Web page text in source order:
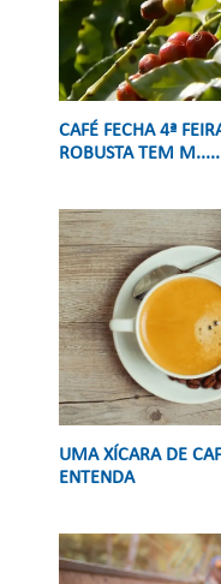
CAFÉ FECHA 4ª
ROBUSTA TEM M.....
UMA XÍCARA DE
ENTENDA